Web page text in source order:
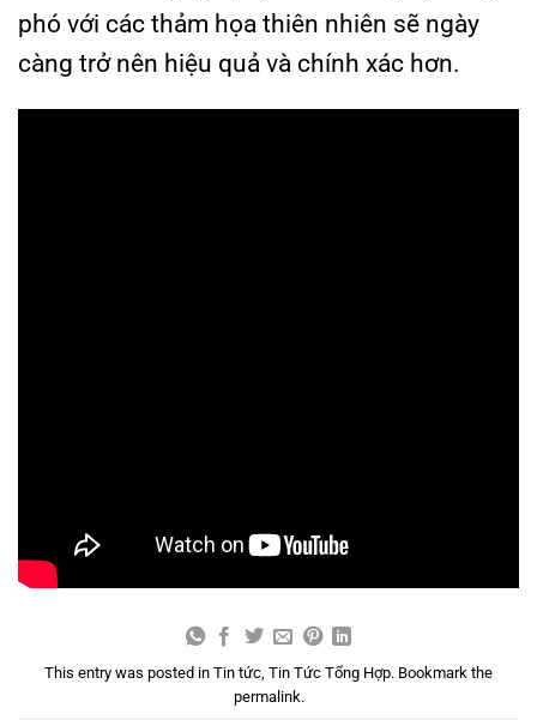
phó với các thảm họa thiên nhiên sẽ ngày
càng trở nên hiệu quả và chính xác hơn.
This entry was posted in Tin tức Tin Tức Tổng Hợp. Bookmark the
permalink.